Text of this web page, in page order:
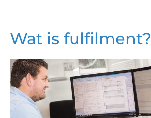
Wat is fulfilment?